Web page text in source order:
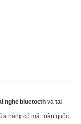
nghe bluetooth và tai
hàng có mặt toàn quốc.